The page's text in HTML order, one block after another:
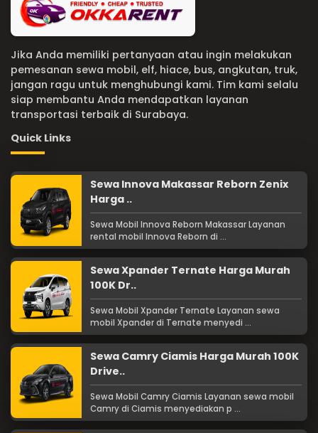
Jika Anda memiliki pertanyaan atau ingin melakukan
pemesanan sewa mobil, elf, hiace, bus, angkutan, truk,
jangan ragu untuk menghubungi kami. Tim kami selalu
siap membantu Anda mendapatkan layanan
transportasi terbaik di Surabaya.
Quick Links
Sewa Innova Makassar Reborn Zenix
Harga ..
Sewa Mobil Innova Reborn Makassar Layanan
rental mobil Innova Reborn di ...
Sewa Xpander Ternate Harga Murah
100K Dr..
Sewa Mobil Xpander Ternate Layanan sewa
mobil Xpander di Ternate menyedi ...
Sewa Camry Ciamis Harga Murah 100K
Drive..
Sewa Mobil Camry Ciamis Layanan sewa mobil
Camry di Ciamis menyediakan p ...